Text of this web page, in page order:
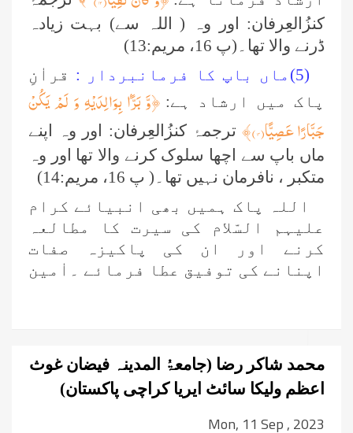
کنزُالعِرفان: اور وہ ( اللہ سے) بہت زیادہ
ڈرنے والا تھا۔(پ 16، مریم:13)
(5)ماں باپ کا فرمانبردار :
قراٰنِ
پاک میں ارشاد ہے: ﴿وَّ بَرًّۢا بِوَالِدَیْهِ وَ لَمْ یَكُنْ
جَبَّارًا عَصِیًّا(۱۴)﴾ ترجمۂ کنزُالعِرفان: اور وہ اپنے
ماں باپ سے اچھا سلوک کرنے والا تھا اور وہ
متکبر ، نافرمان نہیں تھا۔( پ 16، مریم:14)
اللہ پاک ہمیں بھی انبیائے کرام
علیہم السّلام کی سیرت کا مطالعہ
کرنے اور ان کی پاکیزہ صفات
اپنانے کی توفیق عطا فرمائے ۔اٰمین
محمد شاکر رضا (جامعۃُ المدینہ فیضان غوث
اعظم ولیکا سائٹ ایریا کراچی پاکستان)
Mon, 11 Sep , 2023